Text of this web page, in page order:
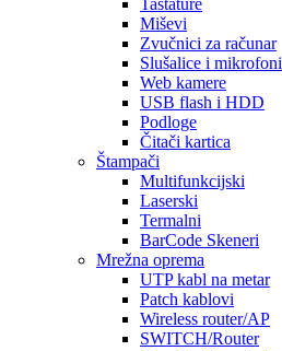
Miševi
Zvučnici za računar
Slušalice i mikrofoni
Web kamere
USB flash i HDD
Podloge
Čitači kartica
Štampači
Multifunkcijski
Laserski
Termalni
BarCode Skeneri
Mrežna oprema
UTP kabl na metar
Patch kablovi
Wireless router/AP
SWITCH/Router